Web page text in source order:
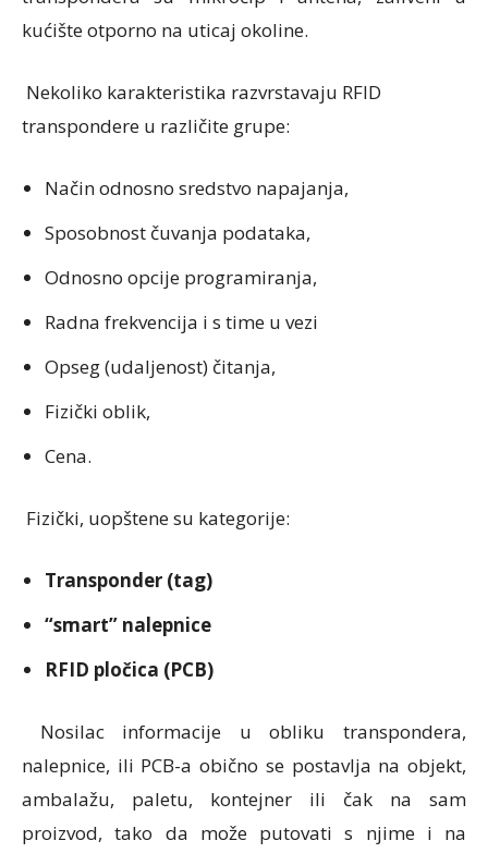
kućište otporno na uticaj okoline.
Nekoliko karakteristika razvrstavaju RFID
transpondere u različite grupe:
Način odnosno sredstvo napajanja,
Sposobnost čuvanja podataka,
Odnosno opcije programiranja,
Radna frekvencija i s time u vezi
Opseg (udaljenost) čitanja,
Fizički oblik,
Cena.
Fizički, uopštene su kategorije:
Transponder (tag)
“smart” nalepnice
RFID pločica (PCB)
Nosilac informacije u obliku transpondera,
nalepnice, ili PCB-a obično se postavlja na objekt,
ambalažu, paletu, kontejner ili čak na sam
proizvod, tako da može putovati s njime i na